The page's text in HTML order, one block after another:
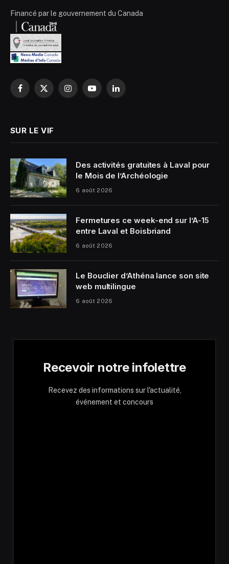
Financé par le gouvernement du Canada
Facebook
X
InstagramYouTubeLinkedIn
SUR LE VIF
Des activités gratuites à Laval pour
le Mois de l’Archéologie
6 août 2026
Fermetures ce week-end sur l’A-15
entre Laval et Boisbriand
6 août 2026
Le Bouclier d’Athéna lance son site
web multilingue
6 août 2026
Recevoir notre infolettre
Recevez des informations sur l'actualité,
événement et concours